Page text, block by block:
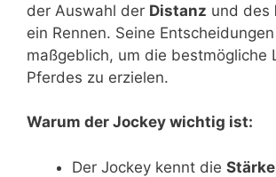
der Auswahl der Distanz und des
ein Rennen. Seine
maßgeblich, um die bestmögliche
Pferdes zu erzielen.
Warum der Jockey wichtig ist:
Der Jockey kennt die